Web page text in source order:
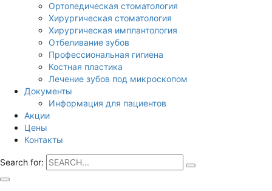
Ортопедическая стоматология
Хирургическая стоматология
Хирургическая имплантология
Отбеливание зубов
Профессиональная гигиена
Костная пластика
Лечение зубов под микроскопом
Документы
Информация для пациентов
Акции
Цены
Контакты
Search for: